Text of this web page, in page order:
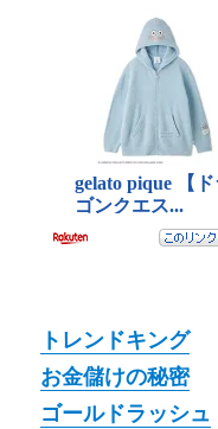
トレンドキング
お金儲けの秘密
ゴールドラッシュ